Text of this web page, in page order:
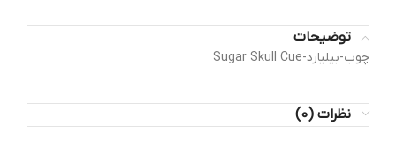
توضیحات
چوب-بیلیارد-Sugar Skull Cue
نظرات (0)